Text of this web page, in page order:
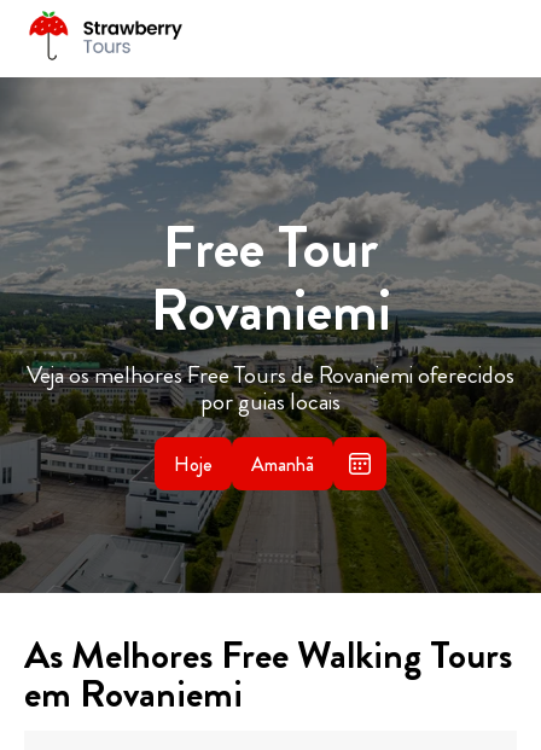
Free Tour
Rovaniemi
Veja os melhores Free Tours de Rovaniemi oferecidos
por guias locais
Hoje Amanhã
As Melhores Free Walking Tours
em Rovaniemi